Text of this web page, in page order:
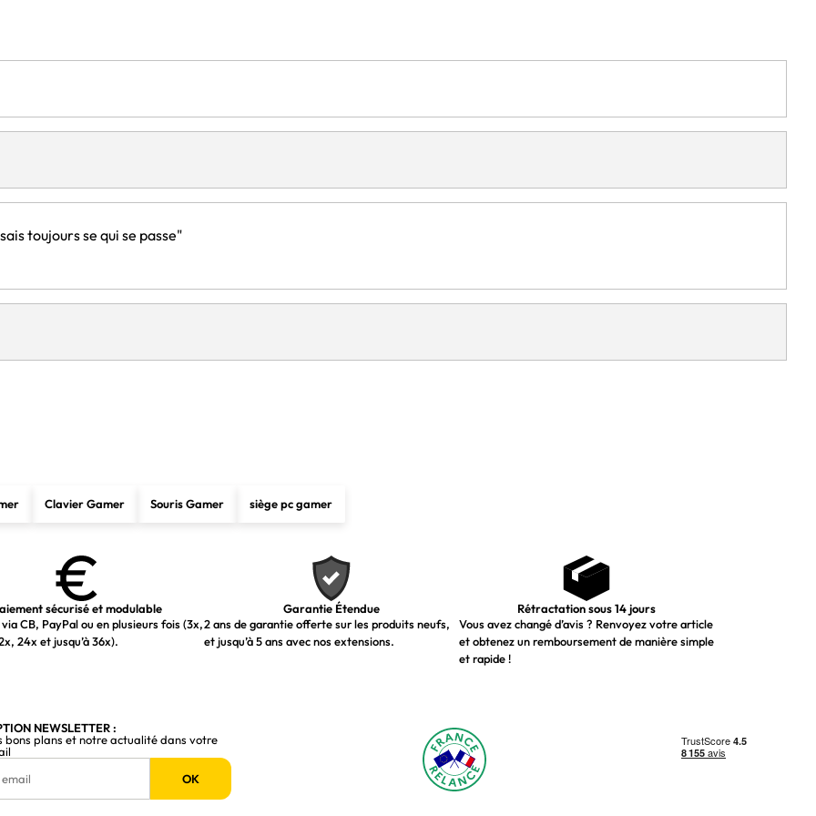
3
Oui
Oui
14,4 x 18,7 x 6,1 mm
1,8 g
toujours se qui se passe"
Clavier Gamer Souris Gamer siège pc gamer
sécurisé et modulable
CB, PayPal ou en plusieurs fois (3x,
24x et jusqu’à 36x).
Garantie Étendue
2 ans de garantie offerte sur les produits neufs,
et jusqu’à 5 ans avec nos extensions.
Rétractation sous 14 jours
Vous avez changé d’avis ? Renvoyez votre article
et obtenez un remboursement de manière simple
et rapide !
NEWSLETTER :
bons plans et notre actualité dans votre
OK